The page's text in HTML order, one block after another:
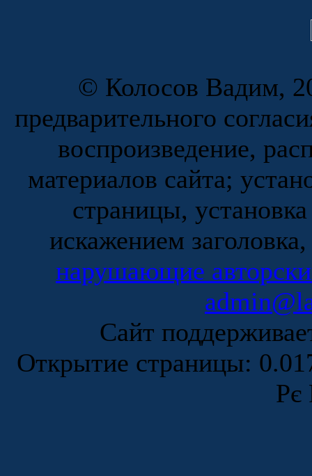
© Колосов Вадим,
предварительного
воспроизведение,
материалов сайта;
страницы,
искажением
нарушающие
Сайт
Открытие страницы:
Рє